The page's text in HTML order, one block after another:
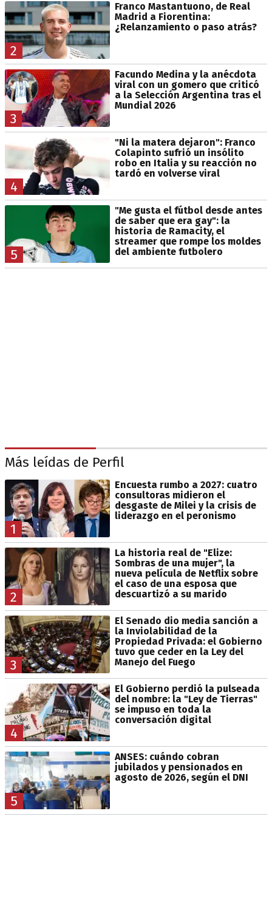
2
Franco Mastantuono, de Real
Madrid a Fiorentina:
¿Relanzamiento o paso atrás?
3
Facundo Medina y la anécdota
viral con un gomero que criticó
a la Selección Argentina tras el
Mundial 2026
4
"Ni la matera dejaron": Franco
Colapinto sufrió un insólito
robo en Italia y su reacción no
tardó en volverse viral
5
"Me gusta el fútbol desde antes
de saber que era gay": la
historia de Ramacity, el
streamer que rompe los moldes
del ambiente futbolero
Más leídas de Perfil
1
Encuesta rumbo a 2027: cuatro
consultoras midieron el
desgaste de Milei y la crisis de
liderazgo en el peronismo
2
La historia real de "Elize:
Sombras de una mujer", la
nueva película de Netflix sobre
el caso de una esposa que
descuartizó a su marido
3
El Senado dio media sanción a
la Inviolabilidad de la
Propiedad Privada: el Gobierno
tuvo que ceder en la Ley del
Manejo del Fuego
4
El Gobierno perdió la pulseada
del nombre: la "Ley de Tierras"
se impuso en toda la
conversación digital
5
ANSES: cuándo cobran
jubilados y pensionados en
agosto de 2026, según el DNI